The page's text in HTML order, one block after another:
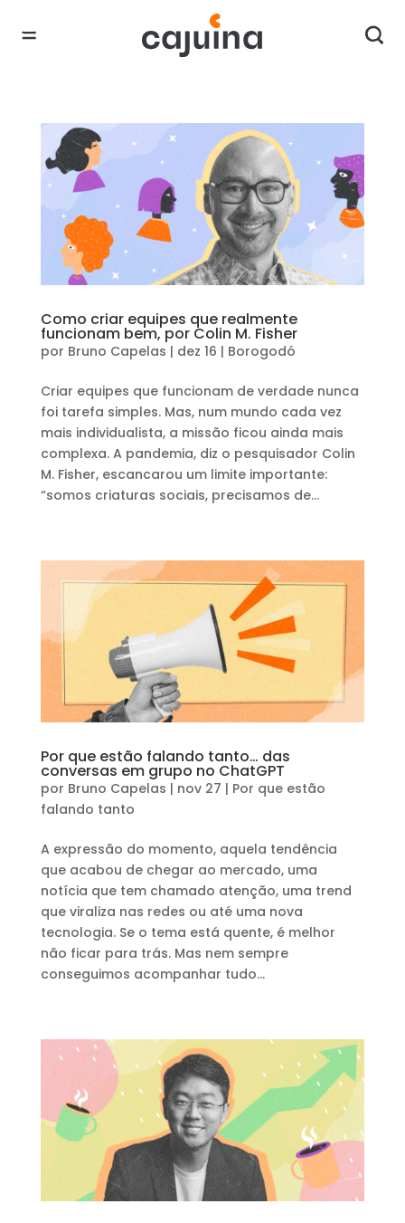
Como criar equipes que realmente
funcionam bem, por Colin M. Fisher
por Bruno Capelas | dez 16 | Borogodó
Criar equipes que funcionam de verdade nunca
foi tarefa simples. Mas, num mundo cada vez
mais individualista, a missão ficou ainda mais
complexa. A pandemia, diz o pesquisador Colin
M. Fisher, escancarou um limite importante:
“somos criaturas sociais, precisamos de...
Por que estão falando tanto… das
conversas em grupo no ChatGPT
por Bruno Capelas | nov 27 | Por que estão
falando tanto
A expressão do momento, aquela tendência
que acabou de chegar ao mercado, uma
notícia que tem chamado atenção, uma trend
que viraliza nas redes ou até uma nova
tecnologia. Se o tema está quente, é melhor
não ficar para trás. Mas nem sempre
conseguimos acompanhar tudo...